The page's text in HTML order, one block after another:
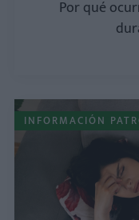
Por qué
INFORMACIÓN